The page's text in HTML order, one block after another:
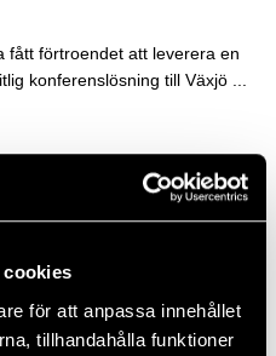
cookies
för att anpassa innehållet
tillhandahålla funktioner
fått förtroendet att leverera en
konferenslösning till Växjö ...
säkert och
slag för molnet. – Det är smart,